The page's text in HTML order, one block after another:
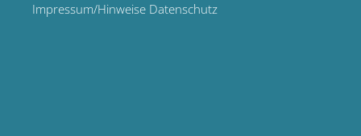
Impressum/Hinweise Datenschutz